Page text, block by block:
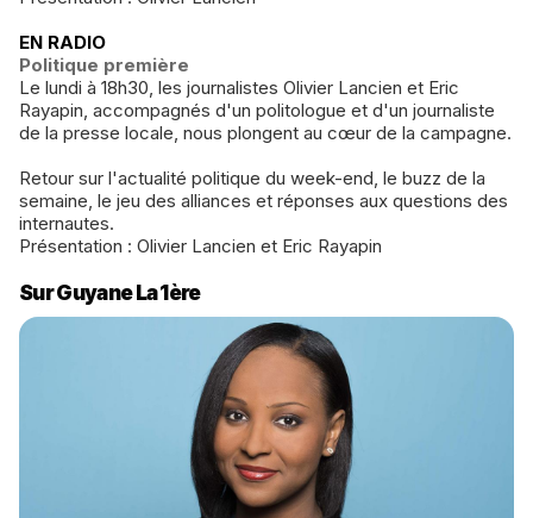
EN RADIO
Politique première
Le lundi à 18h30, les journalistes Olivier Lancien et Eric
Rayapin, accompagnés d'un politologue et d'un journaliste
de la presse locale, nous plongent au cœur de la campagne.
Retour sur l'actualité politique du week-end, le buzz de la
semaine, le jeu des alliances et réponses aux questions des
internautes.
Présentation : Olivier Lancien et Eric Rayapin
Sur Guyane La 1ère